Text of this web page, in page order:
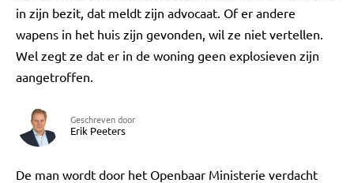
in zijn bezit, dat meldt zijn advocaat. Of er andere
wapens in het huis zijn gevonden, wil ze niet vertellen.
Wel zegt ze dat er in de woning geen explosieven zijn
aangetroffen.
Geschreven door
Erik Peeters
De man wordt door het Openbaar Ministerie verdacht